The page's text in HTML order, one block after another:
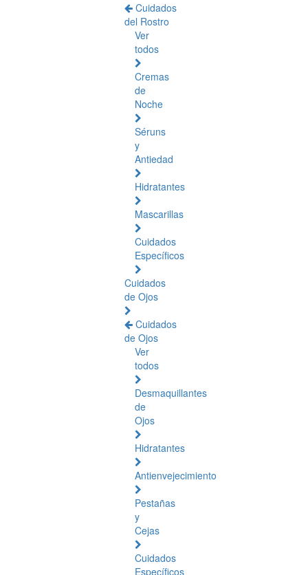
Cuidados
del Rostro
Ver
todos
Cremas
de
Noche
Séruns
y
Antiedad
Hidratantes
Mascarillas
Cuidados
Específicos
Cuidados
de Ojos
Cuidados
de Ojos
Ver
todos
Desmaquillantes
de
Ojos
Hidratantes
Antienvejecimiento
Pestañas
y
Cejas
Cuidados
Específicos